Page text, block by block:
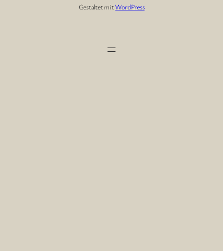
Gestaltet mitWordPress